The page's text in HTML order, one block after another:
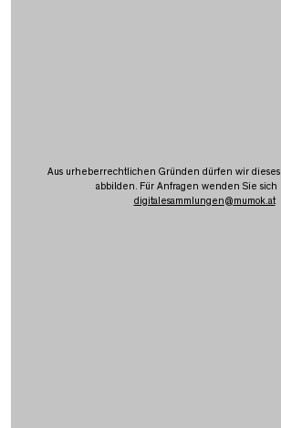
Aus urheberrechtlichen Gründen dürfen wir
abbilden. Für Anfragen wenden Sie sich
digitalesammlungen@mumok.at